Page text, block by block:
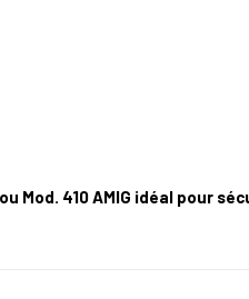
Mod. 410 AMIG idéal pour